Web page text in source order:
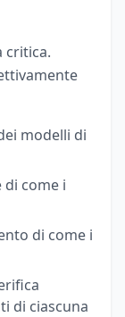
critica.
modelli di
come i
di come i
di ciascuna